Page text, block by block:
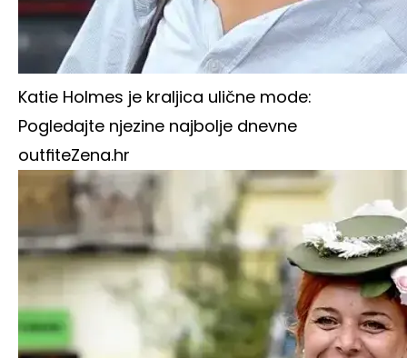
Katie Holmes je kraljica ulične mode:
Pogledajte njezine najbolje dnevne
outfiteZena.hr